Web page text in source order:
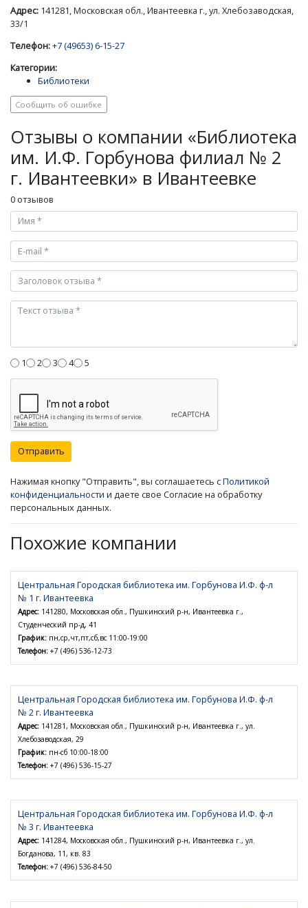
Адрес: 141281, Московская обл., Ивантеевка г., ул. Хлебозаводская,
33/1
Телефон:+7 (49653) 6-15-27
Категории:
Библиотеки
Сообщить об ошибке
Отзывы о компании «Библиотека
им. И.Ф. Горбунова филиал № 2
г. Ивантеевки» в Ивантеевке
0 отзывов
1 2 3 4 5
Отправить
Нажимая кнопку "Отправить", вы соглашаетесь сПолитикой
конфиденциальности и даете свое Согласие на обработку
персональных данных.
Похожие компании
Центральная Городская библиотека им. Горбунова И.Ф. ф-л
№ 1 г. Ивантеевка
Адрес: 141280, Московская обл., Пушкинский р-н, Ивантеевка г.,
Студенческий пр-д, 41
График: пн,ср,чт,пт,сб,вс 11:00-19:00
Телефон: +7 (496) 536-12-73
Центральная Городская библиотека им. Горбунова И.Ф. ф-л
№ 2 г. Ивантеевка
Адрес: 141281, Московская обл., Пушкинский р-н, Ивантеевка г., ул.
Хлебозаводская, 29
График: пн-сб 10:00-18:00
Телефон: +7 (496) 536-15-27
Центральная Городская библиотека им. Горбунова И.Ф. ф-л
№ 3 г. Ивантеевка
Адрес: 141284, Московская обл., Пушкинский р-н, Ивантеевка г., ул.
Богданова, 11, кв. 83
Телефон: +7 (496) 536-84-50